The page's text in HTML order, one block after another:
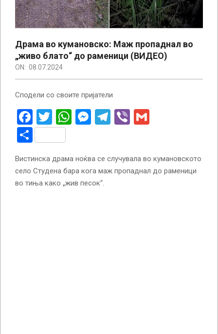
Драма во кумановско: Маж пропаднал во
„живо блато“ до раменици (ВИДЕО)
ON: 08.07.2024
Сподели со своите пријатели
Facebook
Twitter
WhatsApp
Messenger
Telegram
Viber
Share
Вистинска драма ноќва се случувала во кумановското
село Студена бара кога маж пропаднал до раменици
во тиња како „жив песок“.